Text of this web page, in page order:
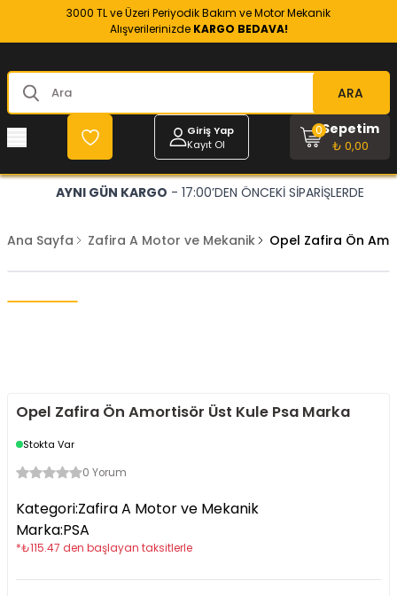
3000 TL ve Üzeri Periyodik Bakım ve Motor Mekanik
Alışverilerinizde KARGO BEDAVA!
ARA
Giriş Yap
Kayıt Ol
Sepetim
₺ 0,00
0
AYNI GÜN KARGO - 17:00’DEN ÖNCEKİ SİPARİŞLERDE
Ana Sayfa Zafira A Motor ve Mekanik Opel Zafira Ön
Opel Zafira Ön Amortisör Üst Kule Psa Marka
Stokta Var
0 Yorum
Kategori:Zafira A Motor ve Mekanik
Marka:PSA
*₺115.47 den başlayan taksitlerle